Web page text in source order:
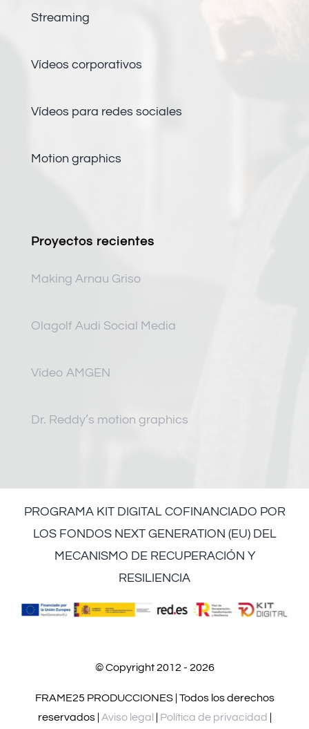
Streaming
Vídeos corporativos
Vídeos para redes sociales
Motion graphics
Proyectos recientes
Making Arnau Griso
Olagolf Audi Social Media
Vídeo AMGEN
Dr. Reddy’s motion graphics
PROGRAMA KIT DIGITAL COFINANCIADO POR
LOS FONDOS NEXT GENERATION (EU) DEL
MECANISMO DE RECUPERACIÓN Y
RESILIENCIA
© Copyright 2012 - 2026
FRAME25 PRODUCCIONES | Todos los derechos
reservados | Aviso legal Política de privacidad